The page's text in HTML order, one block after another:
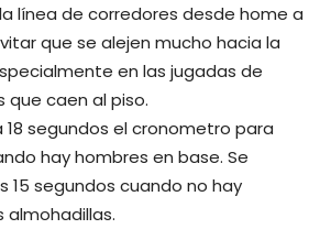
línea de corredores desde home a
que se alejen mucho hacia la
en las jugadas de
que caen al piso.
18 segundos el cronometro para
hay hombres en base. Se
15 segundos cuando no hay
almohadillas.